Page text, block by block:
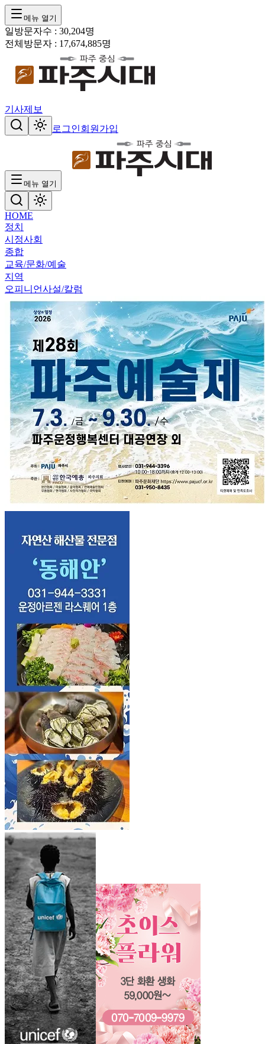
메뉴 열기
일방문자수 : 30,204명
전체방문자 : 17,674,885명
기사제보
로그인회원가입
메뉴 열기
HOME
정치
시정사회
종합
교육/문화/예술
지역
오피니언사설/칼럼